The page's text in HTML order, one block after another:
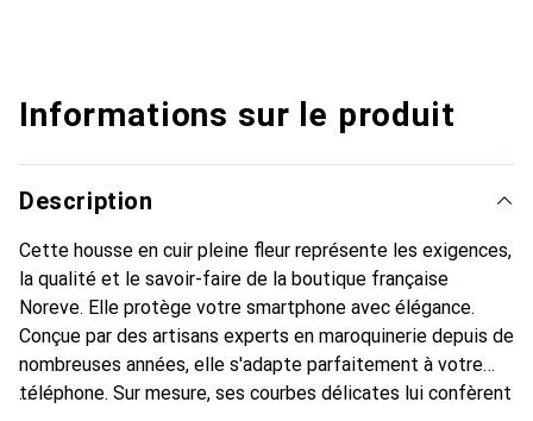
Informations sur le produit
Description
Cette housse en cuir pleine fleur représente les exigences,
la qualité et le savoir-faire de la boutique française
Noreve. Elle protège votre smartphone avec élégance.
Conçue par des artisans experts en maroquinerie depuis de
nombreuses années, elle s'adapte parfaitement à votre
téléphone. Sur mesure, ses courbes délicates lui confèrent